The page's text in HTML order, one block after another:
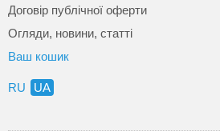
Договір публічної оферти
Огляди, новини, статті
Ваш кошик
RU UA